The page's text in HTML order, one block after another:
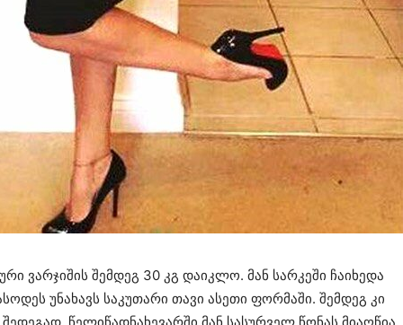
ვარჯიშის შემდეგ 30 კგ დაიკლო. მან სარკეში ჩაიხედა
უნახავს საკუთარი თავი ასეთი ფორმაში. შემდეგ კი